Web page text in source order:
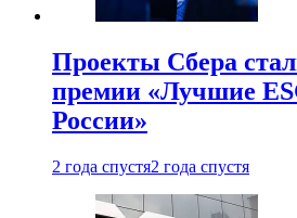
Проекты Сбера
премии «Лучшие
России»
2 года спустя2 года спустя